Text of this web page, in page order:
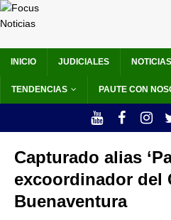
INICIO JUDICIALES NOTICIAS
TENDENCIAS PAUTE CON
Capturado alias
excoordinador del
Buenaventura